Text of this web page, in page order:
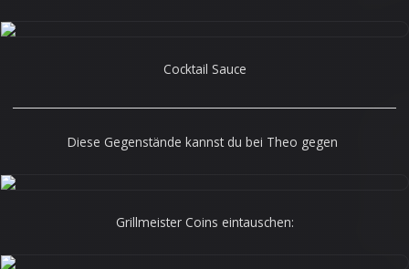
Cocktail Sauce
Diese Gegenstände kannst du bei Theo gegen
Grillmeister Coins eintauschen: